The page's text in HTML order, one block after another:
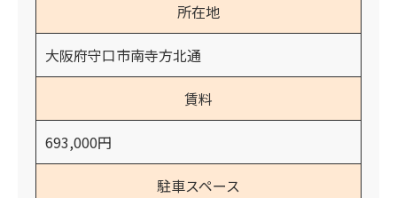
所在地
大阪府守口市南寺方北通
賃料
693,000円
駐車スペース